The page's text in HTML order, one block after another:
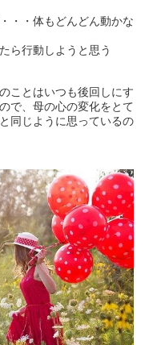
・・体もどんどん動かな
ら行動しようと思う
ことはいつも後回しにす
で、母の心の変化をとて
同じように思っているの